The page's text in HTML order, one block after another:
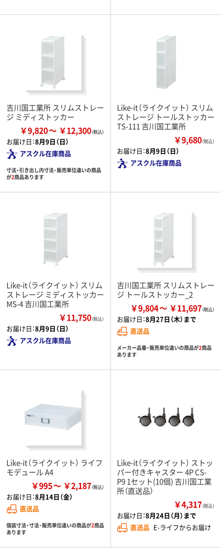
吉川国工業所 スリムストレー
ジ ミディストッカー
￥9,820 ￥12,300
お届け日：8月9日（日）
アスクル在庫商品
寸法・引き出し内寸法・販売単位違いの商品
が2商品あります
Like-it（ライクイット） スリム
ストレージ トールストッカー
TS-111 吉川国工業所
￥9,680（税込）
お届け日：8月9日（日）
アスクル在庫商品
Like-it（ライクイット） スリム
ストレージ ミディストッカー
MS-4 吉川国工業所
￥11,750（税込）
お届け日：8月9日（日）
アスクル在庫商品
吉川国工業所 スリムストレー
ジ トールストッカー_2
￥9,804 ￥11,697
お届け日：8月27日（木）まで
直送品
メーカー品番・販売単位違いの商品が2商品
あります
Like-it（ライクイット） ライフ
モデュール A4
￥995 ￥2,187
お届け日：8月14日（金）
直送品
個装寸法・寸法・販売単位違いの商品が2商品
あります
Like-it（ライクイット） ストッ
パー付きキャスター 4P CS-
P9 1セット(10個) 吉川国工業
所（直送品）
￥4,317（税込）
お届け日：8月24日（月）まで
直送品 E-ライフからお届け